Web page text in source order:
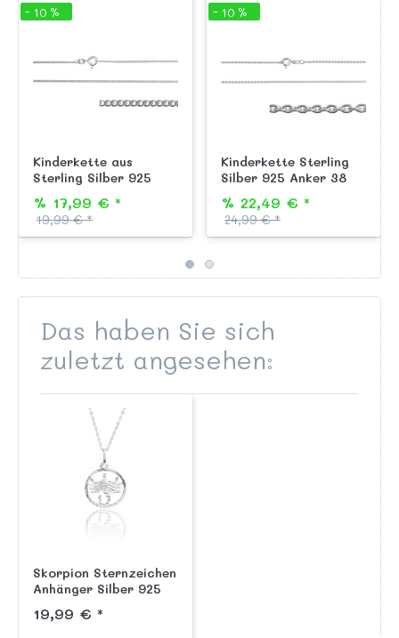
- 10 %
Kinderkette aus
Sterling Silber 925
Panzer 36 cm
% 17,99 € *
19,99 € *
- 10 %
Kinderkette Sterling
Silber 925 Anker 38
cm
% 22,49 € *
24,99 € *
Das haben Sie sich
zuletzt angesehen:
Skorpion Sternzeichen
Anhänger Silber 925
19,99 € *